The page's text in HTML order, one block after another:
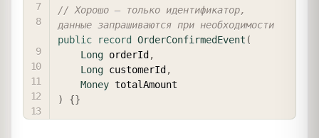
// Хорошо — только идентификатор,
данные запрашиваются при необходимости
public
record OrderConfirmedEvent (
Long orderId ,
Long customerId ,
Money
)
{}